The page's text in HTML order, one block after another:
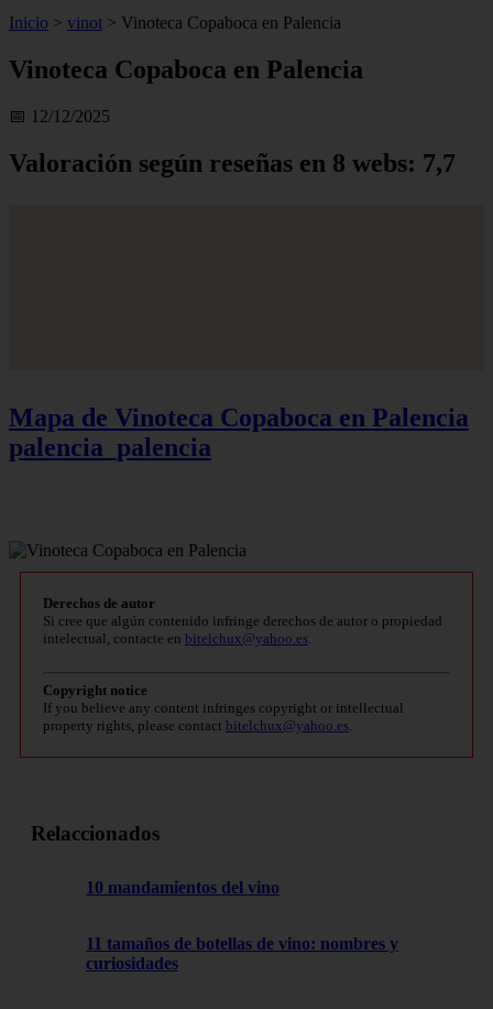
Inicio > vinot > Vinoteca Copaboca en Palencia
Vinoteca Copaboca en Palencia
📅 12/12/2025
Valoración según reseñas en 8 webs: 7,7
Mapa de Vinoteca Copaboca en Palencia
palencia_palencia
Derechos de autor
Si cree que algún contenido infringe derechos de autor o propiedad
intelectual, contacte en bitelchux@yahoo.es
Copyright notice
If you believe any content infringes copyright or intellectual
property rights, please contact bitelchux@yahoo.es
Relaccionados
10 mandamientos del vino
11 tamaños de botellas de vino: nombres y
curiosidades